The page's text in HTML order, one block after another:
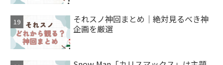
それスノ神回まとめ｜絶対見るべき神
企画を厳選